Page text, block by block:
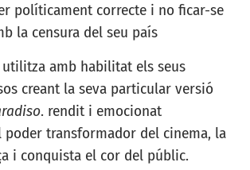
políticament correcte i no ficar-se
la censura del seu país
utilitza amb habilitat els seus
creant la seva particular versió
. rendit i emocionat
poder transformador del cinema, la
i conquista el cor del públic.